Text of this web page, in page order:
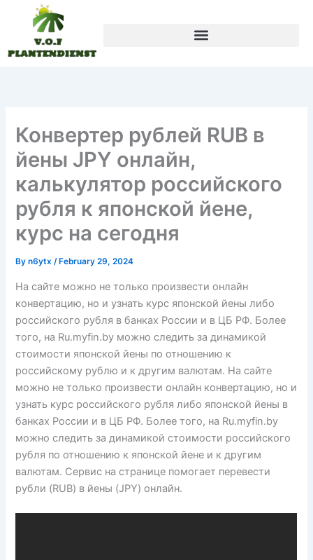
content
Конвертер рублей RUB в
йены JPY онлайн,
калькулятор российского
рубля к японской йене,
курс на сегодня
Byn6ytx/ February 29, 2024
На сайте можно не только произвести онлайн
конвертацию, но и узнать курс японской йены либо
российского рубля в банках России и в ЦБ РФ. Более
того, на Ru.myfin.by можно следить за динамикой
стоимости японской йены по отношению к
российскому рублю и к другим валютам. На сайте
можно не только произвести онлайн конвертацию, но и
узнать курс российского рубля либо японской йены в
банках России и в ЦБ РФ. Более того, на Ru.myfin.by
можно следить за динамикой стоимости российского
рубля по отношению к японской йене и к другим
валютам. Сервис на странице помогает перевести
рубли (RUB) в йены (JPY) онлайн.